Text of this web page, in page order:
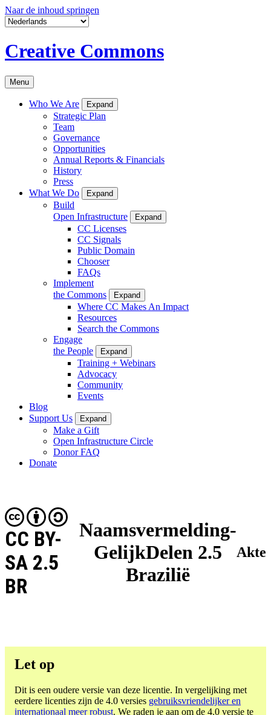
Naar de inhoud springen
Creative Commons
Menu
Who We Are Expand
Strategic Plan
Team
Governance
Opportunities
Annual Reports & Financials
History
Press
What We Do
Expand
Build
Open Infrastructure
Expand
CC Licenses
CC Signals
Public Domain
Chooser
FAQs
Implement
the Commons
Expand
Where CC Makes An Impact
Resources
Search the Commons
Engage
the People
Expand
Training + Webinars
Advocacy
Community
Events
Blog
Support Us
Expand
Make a Gift
Open Infrastructure Circle
Donor FAQ
Donate
Naamsvermelding-
GelijkDelen 2.5
Brazilië
CC BY-
SA 2.5
BR
Akte
Let op
Dit is een oudere versie van deze licentie. In vergelijking met
eerdere licenties zijn de 4.0 versies gebruiksvriendelijker en
internationaal meer robust. We raden je aan om de 4.0 versie te